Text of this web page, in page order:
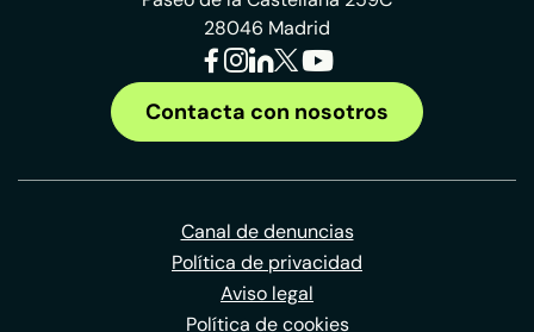
28046 Madrid
Contacta con nosotros
Canal de denuncias
Política de privacidad
Aviso legal
Política de cookies